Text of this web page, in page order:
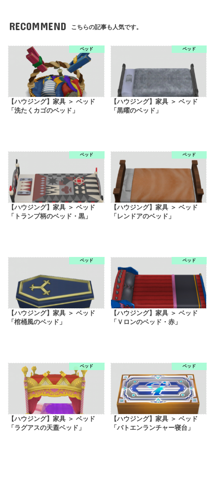
RECOMMEND こちらの記事も人気です。
ベッド
【ハウジング】家具 ＞ ベッド
「洗たくカゴのベッド」
ベッド
【ハウジング】家具 ＞ ベッド
「黒曜のベッド」
ベッド
【ハウジング】家具 ＞ ベッド
「トランプ柄のベッド・黒」
ベッド
【ハウジング】家具 ＞ ベッド
「レンドアのベッド」
ベッド
【ハウジング】家具 ＞ ベッド
「棺桶風のベッド」
ベッド
【ハウジング】家具 ＞ ベッド
「Ｖロンのベッド・赤」
ベッド
【ハウジング】家具 ＞ ベッド
「ラグアスの天蓋ベッド」
ベッド
【ハウジング】家具 ＞ ベッド
「バトエンランチャー寝台」